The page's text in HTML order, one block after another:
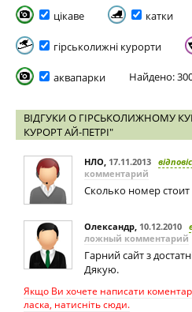
цікаве катки
гірськолижні курорти
аквапарки Найдено:
ВІДГУКИ О ГІРСЬКОЛИЖНОМУ
КУРОРТ АЙ-ПЕТРІ"
НЛО, 17.11.2013
комментарий
Сколько номер
Олександр, 10.12.2010
ложный комментарий
Гарний сайт з
Дякую.
Якщо Ви хочете написати
ласка, натисніть сюди.